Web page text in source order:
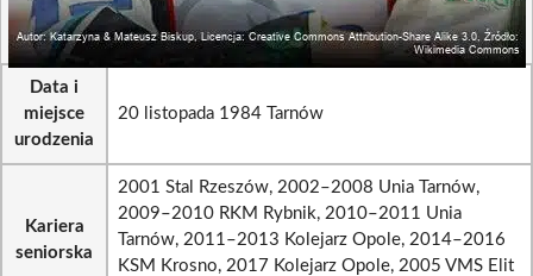
Data i
miejsce
urodzenia
20 listopada 1984 Tarnów
Kariera
seniorska
2001 Stal Rzeszów, 2002–2008 Unia Tarnów,
2009–2010 RKM Rybnik, 2010–2011 Unia
Tarnów, 2011–2013 Kolejarz Opole, 2014–2016
KSM Krosno, 2017 Kolejarz Opole, 2005 VMS Elit